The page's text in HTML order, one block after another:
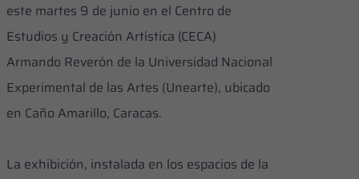
este martes 9 de junio en el Centro de
Estudios y Creación Artística (CECA)
Armando Reverón de la Universidad Nacional
Experimental de las Artes (Unearte), ubicado
en Caño Amarillo, Caracas.
La exhibición, instalada en los espacios de la